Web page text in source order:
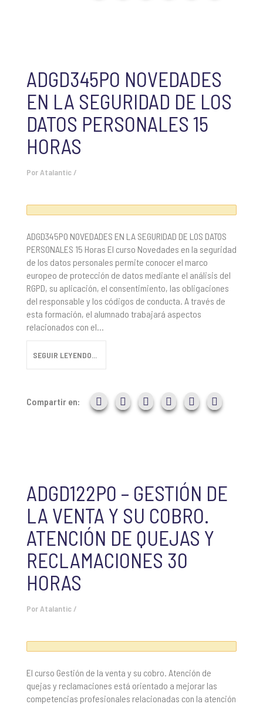
ADGD345PO NOVEDADES
EN LA SEGURIDAD DE LOS
DATOS PERSONALES 15
HORAS
Por Atalantic /
ADGD345PO NOVEDADES EN LA SEGURIDAD DE LOS DATOS
PERSONALES 15 Horas El curso Novedades en la seguridad
de los datos personales permite conocer el marco
europeo de protección de datos mediante el análisis del
RGPD, su aplicación, el consentimiento, las obligaciones
del responsable y los códigos de conducta. A través de
esta formación, el alumnado trabajará aspectos
relacionados con el...
SEGUIR LEYENDO...
Compartir en:
ADGD122P0 – GESTIÓN DE
LA VENTA Y SU COBRO.
ATENCIÓN DE QUEJAS Y
RECLAMACIONES 30
HORAS
Por Atalantic /
El curso Gestión de la venta y su cobro. Atención de
quejas y reclamaciones está orientado a mejorar las
competencias profesionales relacionadas con la atención